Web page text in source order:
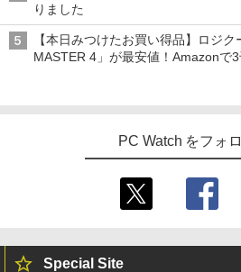
りました
【本日みつけたお買い得品】ロジ
MASTER 4」が最安値！Amazonで3
PC Watch をフォ
Special Site